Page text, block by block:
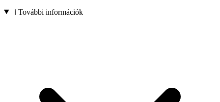
ℹ️ További információk